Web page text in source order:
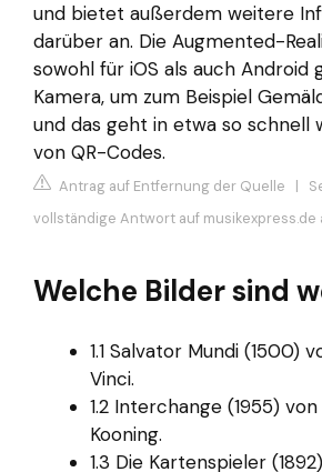
und bietet außerdem weitere
darüber an. Die Augmented-
sowohl für iOS als auch Android
Kamera, um zum Beispiel
und das geht in etwa so schnell
von QR-Codes.
Antrag auf Entfernung der Quelle |
vollständige Antwort auf musikexpress.de
Welche Bilder sind
1.1 Salvator Mundi (1500)
Vinci.
1.2 Interchange (1955)
Kooning.
1.3 Die Kartenspieler